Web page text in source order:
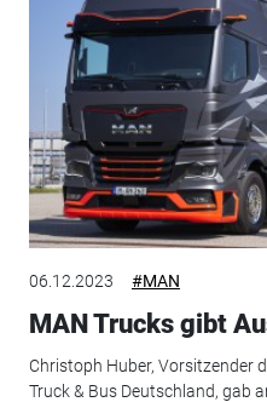
06.12.2023 #MAN
MAN Trucks gibt
Christoph Huber, Vorsitzender
Truck & Bus Deutschland, gab